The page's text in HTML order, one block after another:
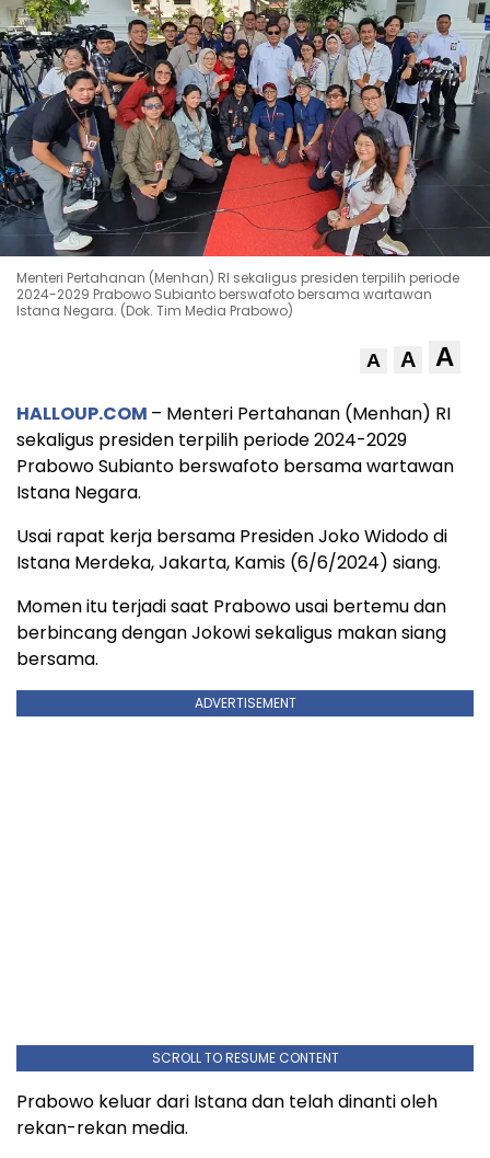
Menteri Pertahanan (Menhan) RI sekaligus presiden terpilih periode
2024-2029 Prabowo Subianto berswafoto bersama wartawan
Istana Negara. (Dok. Tim Media Prabowo)
A A A
HALLOUP.COM – Menteri Pertahanan (Menhan) RI
sekaligus presiden terpilih periode 2024-2029
Prabowo Subianto berswafoto bersama wartawan
Istana Negara.
Usai rapat kerja bersama Presiden Joko Widodo di
Istana Merdeka, Jakarta, Kamis (6/6/2024) siang.
Momen itu terjadi saat Prabowo usai bertemu dan
berbincang dengan Jokowi sekaligus makan siang
bersama.
ADVERTISEMENT
SCROLL TO RESUME CONTENT
Prabowo keluar dari Istana dan telah dinanti oleh
rekan-rekan media.